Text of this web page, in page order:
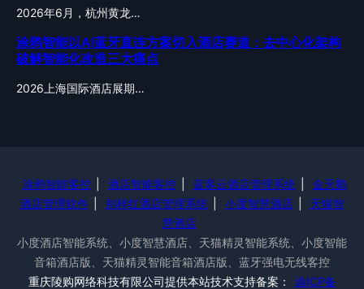
2026年6月，杭州黄龙…
涂鸦智能以AI蓝牙直连方案切入酒店赛道：去中心化架构
破解智能化改造三大痛点
2026上海国际酒店展期…
涂鸦智能客控 酒店智能客控 蓝客云酒店管理系统
金天鹅
酒店管理软件
别样红酒店管理系统 小度智慧酒店
天猫智
慧酒店
小度酒店智能系统、小度智慧酒店、天猫精灵智能系统、小度智能
音箱酒店版、天猫精灵智能音箱酒店版、蓝牙强电无线客控
重庆陵购网络科技有限公司提供本站技术支持备案：
渝ICP备